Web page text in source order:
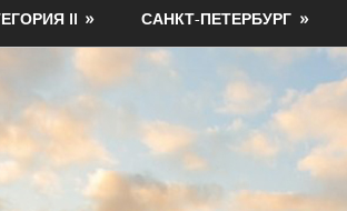
II САНКТ-ПЕТЕРБУРГ